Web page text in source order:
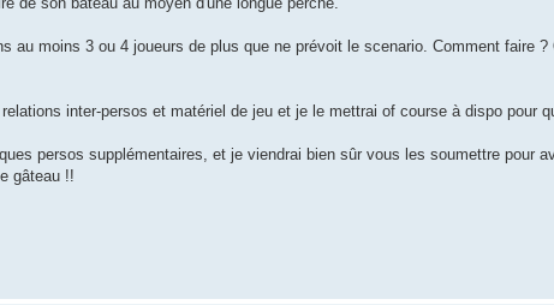
au moins 3 ou 4 joueurs de plus que ne prévoit le scenario. Comment faire ?
inter-persos et matériel de jeu et je le mettrai of course à dispo pour
persos supplémentaires, et je viendrai bien sûr vous les soumettre pour
gâteau !!